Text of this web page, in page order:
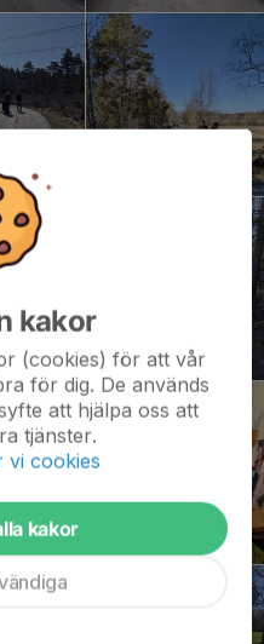
kakor
(cookies) för att vår
för dig. De används
att hjälpa oss att
tjänster.
vi cookies
kakor